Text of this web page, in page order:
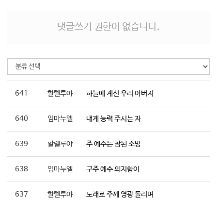
댓글쓰기 권한이 없습니다.
641 할렐루야 하늘에 계신 우리 아버지
640 임마누엘 내게 능력 주시는 자
639 할렐루야 주 예수는 참된 소망
638 임마누엘 구주 예수 의지함이
637 할렐루야 노래로 주께 영광 돌리며